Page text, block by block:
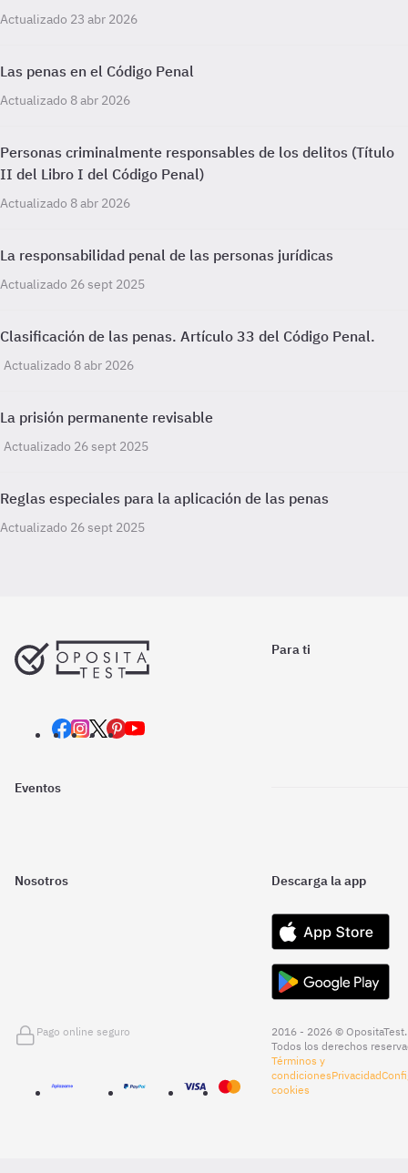
Actualizado 23 abr 2026
Las penas en el Código Penal
Actualizado 8 abr 2026
Personas criminalmente responsables de los delitos (Título
II del Libro I del Código Penal)
Actualizado 8 abr 2026
La responsabilidad penal de las personas jurídicas
Actualizado 26 sept 2025
Clasificación de las penas. Artículo 33 del Código Penal.
Actualizado 8 abr 2026
La prisión permanente revisable
Actualizado 26 sept 2025
Reglas especiales para la aplicación de las penas
Actualizado 26 sept 2025
Para ti
Eventos
Nosotros Descarga la app
Pago online seguro
2016 - 2026 © OpositaTest.
Todos los derechos
Términos y
condicionesPrivacidad
cookies